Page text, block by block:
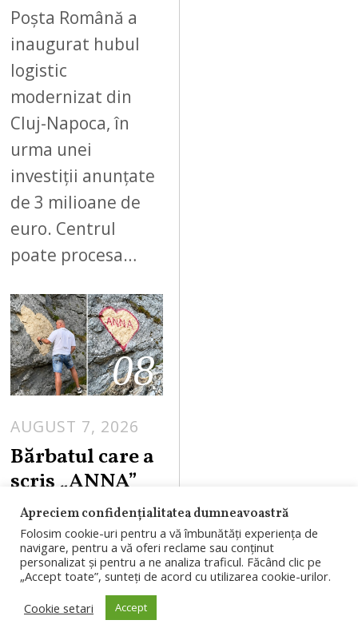
Poșta Română a
inaugurat hubul
logistic
modernizat din
Cluj-Napoca, în
urma unei
investiții anunțate
de 3 milioane de
euro. Centrul
poate procesa…
08
AUGUST 7, 2026
Bărbatul care a
scris „ANNA”
pe o stâncă de
pe
Transfăgărășa
n a fost
identificat.
Apreciem confidențialitatea dumneavoastră
Folosim cookie-uri pentru a vă îmbunătăți experiența de
navigare, pentru a vă oferi reclame sau conținut
personalizat și pentru a ne analiza traficul. Făcând clic pe
„Accept toate”, sunteți de acord cu utilizarea cookie-urilor.
Cookie setari
Accept